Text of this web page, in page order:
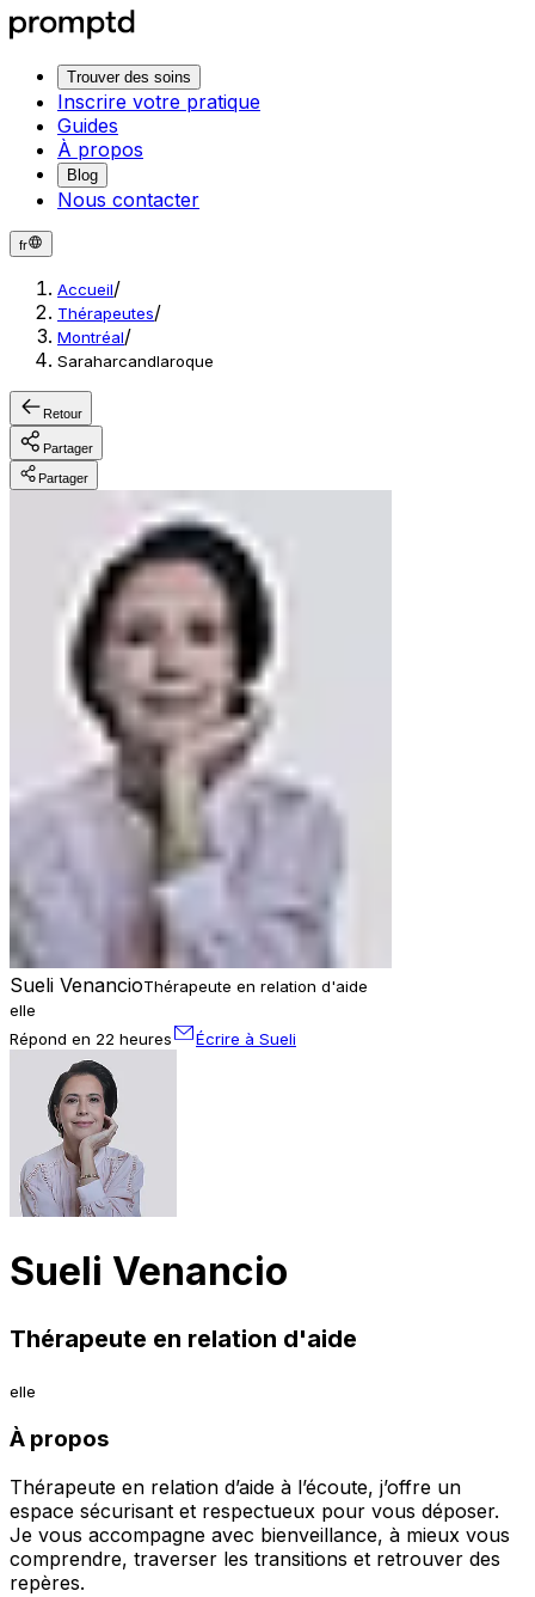
Trouver des soins
Inscrire votre pratique
Guides
À propos
Blog
Nous contacter
fr
Accueil/
Thérapeutes/
Montréal/
Saraharcandlaroque
Retour
Partager
Partager
Sueli VenancioThérapeute en relation d'aide
elle
Répond en 22 heures
Écrire à Sueli
Sueli Venancio
Thérapeute en relation d'aide
elle
À propos
Thérapeute en relation d’aide à l’écoute, j’offre un
espace sécurisant et respectueux pour vous déposer.
Je vous accompagne avec bienveillance, à mieux vous
comprendre, traverser les transitions et retrouver des
repères.